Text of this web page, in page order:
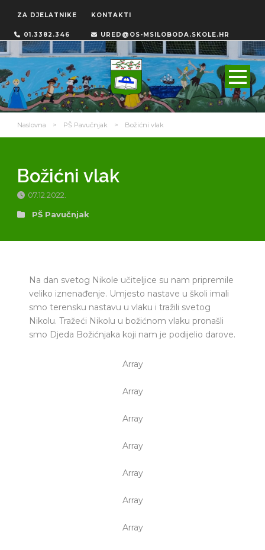
ZA DJELATNIKE KONTAKTI
01.3382.346 URED@OS-MSILOBODA.SKOLE.HR
Naslovna > PŠ Pavučnjak > Božićni vlak
Božićni vlak
07.12.2022.
PŠ Pavučnjak
Na dan svetog Nikole učiteljice su nam pripremile
veliko iznenađenje. Umjesto nastave u školi imali
smo terensku nastavu u vlaku i tražili svetog
Nikolu. Tražeći Nikolu u božićnom vlaku pronašli
smo Djeda Božićnjaka koji nam je podijelio darove.
Array
Array
Array
Array
Array
Array
Array